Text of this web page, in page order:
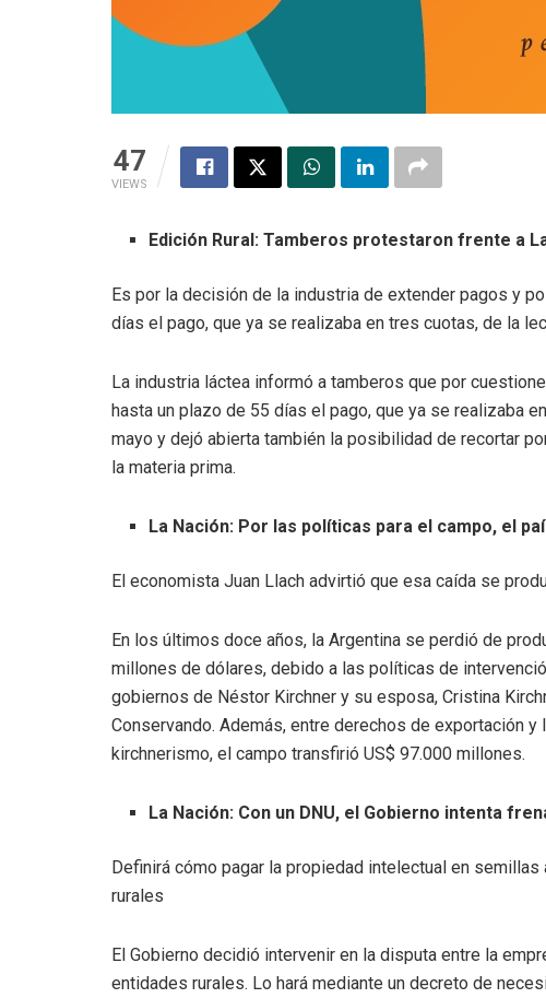
47
VIEWS
Edición Rural: Tamberos protestaron frente a
Es por la decisión de la industria de extender pagos y
días el pago, que ya se realizaba en tres cuotas, de la
La industria láctea informó a tamberos que por
hasta un plazo de 55 días el pago, que ya se realizaba
mayo y dejó abierta también la posibilidad de recortar
la materia prima.
La Nación: Por las políticas para el campo, el
El economista Juan Llach advirtió que esa caída se
En los últimos doce años, la Argentina se perdió de
millones de dólares, debido a las políticas de
gobiernos de Néstor Kirchner y su esposa, Cristina
Conservando. Además, entre derechos de exportación
kirchnerismo, el campo transfirió US$ 97.000 millones.
La Nación: Con un DNU, el Gobierno intenta
Definirá cómo pagar la propiedad intelectual en
rurales
El Gobierno decidió intervenir en la disputa entre la
entidades rurales. Lo hará mediante un decreto de